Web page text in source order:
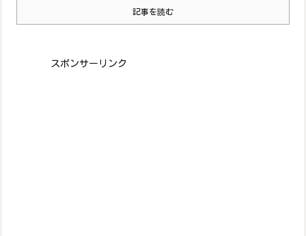
記事を読む
スポンサーリンク